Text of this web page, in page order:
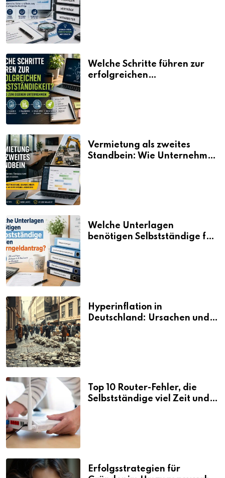
Welche Schritte führen zur
erfolgreichen
Vermietung als zweites
Standbein: Wie Unternehmen
Welche Unterlagen
benötigen Selbstständige für
Hyperinflation in
Deutschland: Ursachen und
Top 10 Router-Fehler, die
Selbstständige viel Zeit und
Erfolgsstrategien für